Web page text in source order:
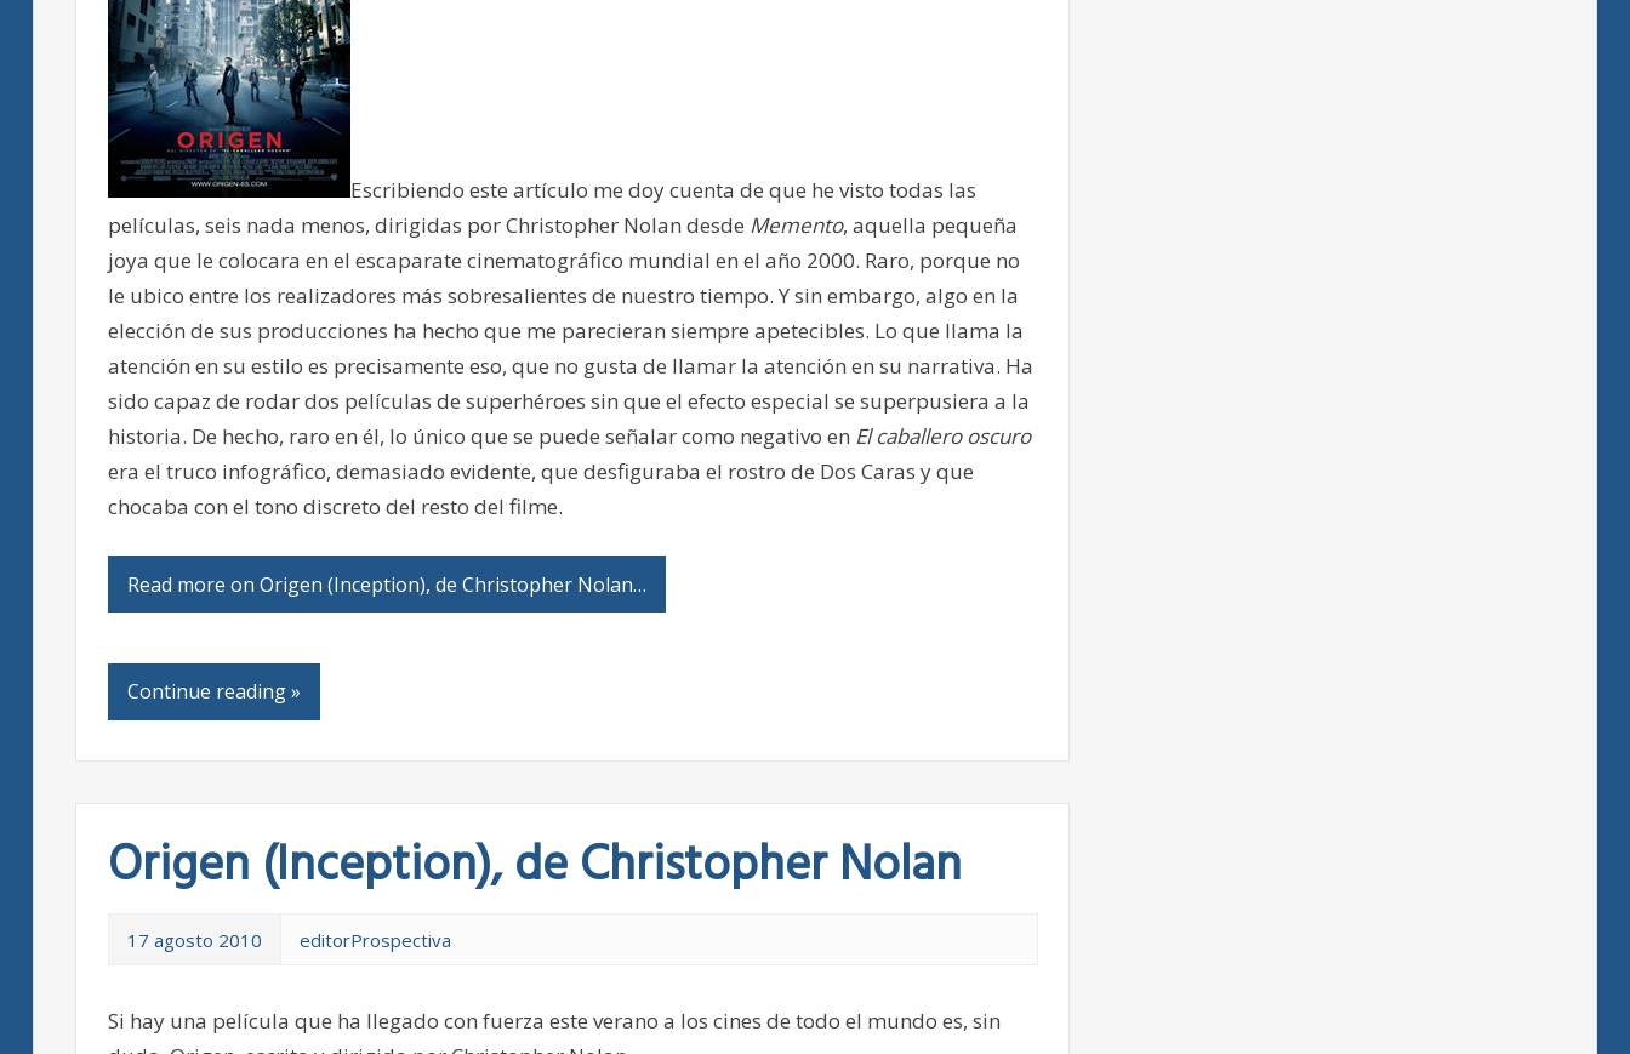
Escribiendo este artículo me doy cuenta de que he visto todas las
películas, seis nada menos, dirigidas por Christopher Nolan desde Memento, aquella pequeña
joya que le colocara en el escaparate cinematográfico mundial en el año 2000. Raro, porque no
le ubico entre los realizadores más sobresalientes de nuestro tiempo. Y sin embargo, algo en la
elección de sus producciones ha hecho que me parecieran siempre apetecibles. Lo que llama la
atención en su estilo es precisamente eso, que no gusta de llamar la atención en su narrativa. Ha
sido capaz de rodar dos películas de superhéroes sin que el efecto especial se superpusiera a la
historia. De hecho, raro en él, lo único que se puede señalar como negativo en El caballero oscuro
era el truco infográfico, demasiado evidente, que desfiguraba el rostro de Dos Caras y que
chocaba con el tono discreto del resto del filme.
Read more on Origen (Inception), de Christopher Nolan…
Continue reading »
Origen (Inception), de Christopher Nolan
17 agosto 2010 editorProspectiva
Si hay una película que ha llegado con fuerza este verano a los cines de todo el mundo es, sin